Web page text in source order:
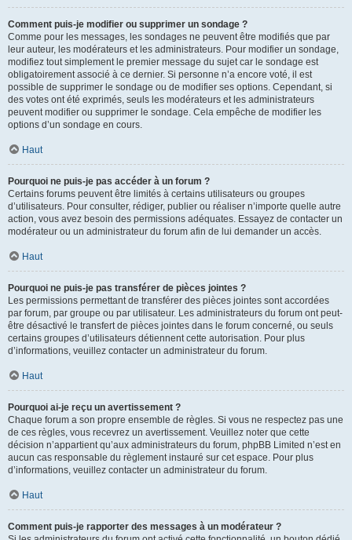
Comment puis-je modifier ou supprimer un sondage ?
Comme pour les messages, les sondages ne peuvent être modifiés que par
leur auteur, les modérateurs et les administrateurs. Pour modifier un sondage,
modifiez tout simplement le premier message du sujet car le sondage est
obligatoirement associé à ce dernier. Si personne n’a encore voté, il est
possible de supprimer le sondage ou de modifier ses options. Cependant, si
des votes ont été exprimés, seuls les modérateurs et les administrateurs
peuvent modifier ou supprimer le sondage. Cela empêche de modifier les
options d’un sondage en cours.
Haut
Pourquoi ne puis-je pas accéder à un forum ?
Certains forums peuvent être limités à certains utilisateurs ou groupes
d’utilisateurs. Pour consulter, rédiger, publier ou réaliser n’importe quelle autre
action, vous avez besoin des permissions adéquates. Essayez de contacter un
modérateur ou un administrateur du forum afin de lui demander un accès.
Haut
Pourquoi ne puis-je pas transférer de pièces jointes ?
Les permissions permettant de transférer des pièces jointes sont accordées
par forum, par groupe ou par utilisateur. Les administrateurs du forum ont peut-
être désactivé le transfert de pièces jointes dans le forum concerné, ou seuls
certains groupes d’utilisateurs détiennent cette autorisation. Pour plus
d’informations, veuillez contacter un administrateur du forum.
Haut
Pourquoi ai-je reçu un avertissement ?
Chaque forum a son propre ensemble de règles. Si vous ne respectez pas une
de ces règles, vous recevrez un avertissement. Veuillez noter que cette
décision n’appartient qu’aux administrateurs du forum, phpBB Limited n’est en
aucun cas responsable du règlement instauré sur cet espace. Pour plus
d’informations, veuillez contacter un administrateur du forum.
Haut
Comment puis-je rapporter des messages à un modérateur ?